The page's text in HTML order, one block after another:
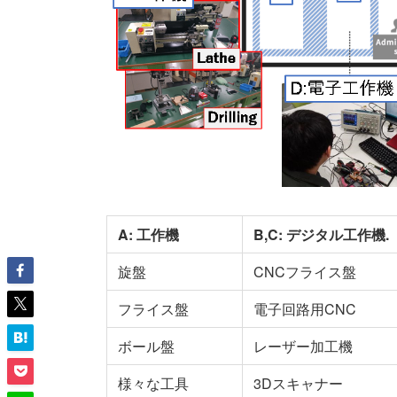
A: 工作機 B,C: デジタル工作機.
旋盤
CNCフライス盤
フライス盤
電子回路用CNC
ボール盤
レーザー加工機
様々な工具
3Dスキャナー